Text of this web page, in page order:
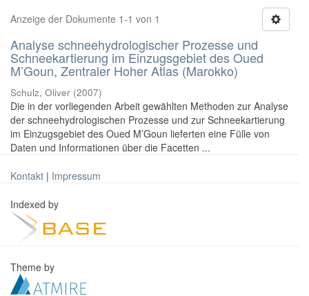
Anzeige der Dokumente 1-1 von 1
Analyse schneehydrologischer Prozesse und
Schneekartierung im Einzugsgebiet des Oued
M’Goun, Zentraler Hoher Atlas (Marokko)
Schulz, Oliver (2007)
Die in der vorliegenden Arbeit gewählten Methoden zur Analyse
der schneehydrologischen Prozesse und zur Schneekartierung
im Einzugsgebiet des Oued M’Goun lieferten eine Fülle von
Daten und Informationen über die Facetten ...
Kontakt | Impressum
Indexed by
Theme by